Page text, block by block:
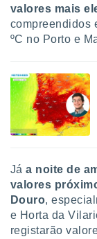
valores mais
compreendidos
ºC no Porto e
Jáa noite de
valores
Douro,
e Horta da
registarão